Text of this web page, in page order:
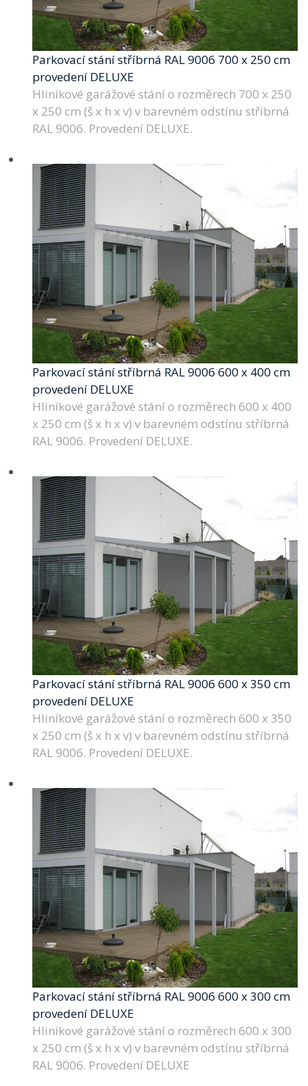
Parkovací stání stříbrná RAL 9006 700 x 250 cm
provedení DELUXE
Hliníkové garážové stání o rozměrech 700 x 250
x 250 cm (š x h x v) v barevném odstínu stříbrná
RAL 9006. Provedení DELUXE.
Parkovací stání stříbrná RAL 9006 600 x 400 cm
provedení DELUXE
Hliníkové garážové stání o rozměrech 600 x 400
x 250 cm (š x h x v) v barevném odstínu stříbrná
RAL 9006. Provedení DELUXE.
Parkovací stání stříbrná RAL 9006 600 x 350 cm
provedení DELUXE
Hliníkové garážové stání o rozměrech 600 x 350
x 250 cm (š x h x v) v barevném odstínu stříbrná
RAL 9006. Provedení DELUXE.
Parkovací stání stříbrná RAL 9006 600 x 300 cm
provedení DELUXE
Hliníkové garážové stání o rozměrech 600 x 300
x 250 cm (š x h x v) v barevném odstínu stříbrná
RAL 9006. Provedení DELUXE